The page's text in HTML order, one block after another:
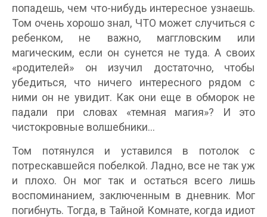
попадешь, чем что-нибудь интересное узнаешь.
Том очень хорошо знал, ЧТО может случиться с
ребенком, не важно, маггловским или
магическим, если он сунется не туда. А своих
«родителей» он изучил достаточно, чтобы
убедиться, что ничего интересного рядом с
ними он не увидит. Как они еще в обморок не
падали при словах «темная магия»? И это
чистокровные волшебники...
Том потянулся и уставился в потолок с
потрескавшейся побелкой. Ладно, все не так уж
и плохо. Он мог так и остаться всего лишь
воспоминанием, заключенным в дневник. Мог
погибнуть. Тогда, в Тайной Комнате, когда идиот